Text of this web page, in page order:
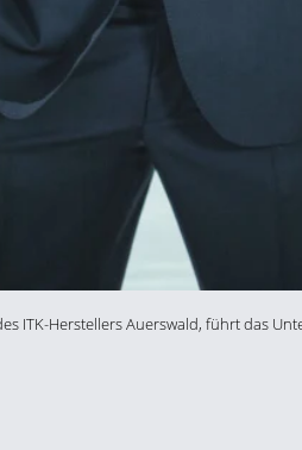
ITK-Herstellers Auerswald, führt das